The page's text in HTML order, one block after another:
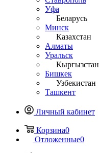
Уфа
Беларусь
Минск
Казахстан
Алматы
Уральск
Кыргызстан
Бишкек
Узбекистан
Ташкент
Личный кабинет
Корзина0
Отложенные0